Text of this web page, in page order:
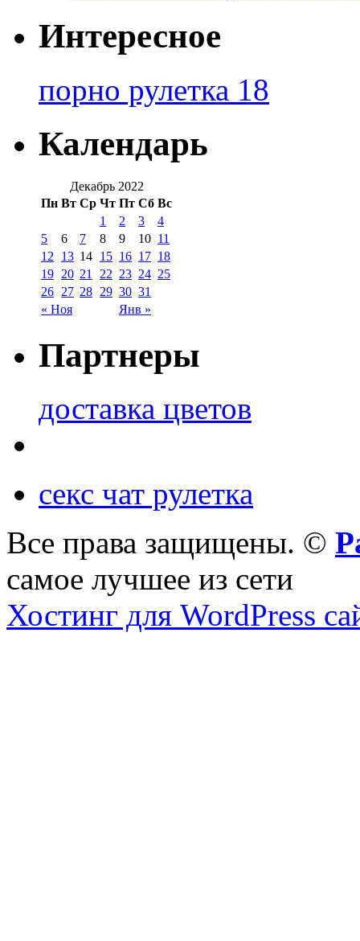
Интересное
порно рулетка 18
Календарь
Декабрь 2022
Пн Вт Ср Чт Пт Сб Вс
« Ноя Янв »
1 2 3
4
5
6 7 8 9 10 11
12
13 14 15 16 17 18
19 20 21 22 23 24 25
26 27 28 29 30 31
Партнеры
доставка цветов
секс чат рулетка
Все права защищены. ©
самое лучшее из сети
Хостинг для WordPress